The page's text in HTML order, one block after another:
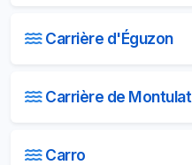
Carrière d'Éguzon
Carrière de Montulat
Carro